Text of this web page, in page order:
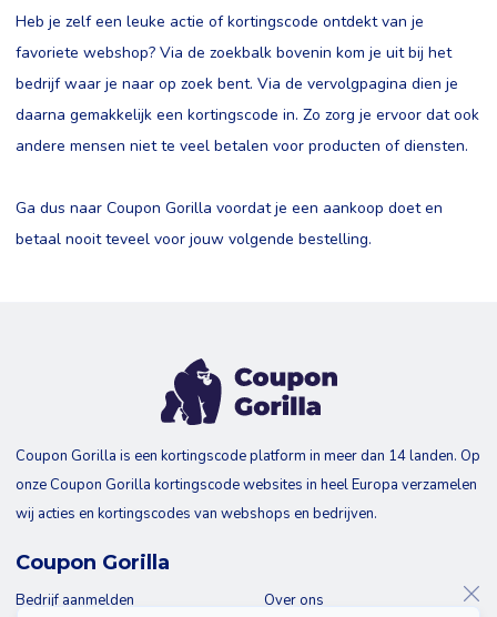
Heb je zelf een leuke actie of kortingscode ontdekt van je
favoriete webshop? Via de zoekbalk bovenin kom je uit bij het
bedrijf waar je naar op zoek bent. Via de vervolgpagina dien je
daarna gemakkelijk een kortingscode in. Zo zorg je ervoor dat ook
andere mensen niet te veel betalen voor producten of diensten.
Ga dus naar Coupon Gorilla voordat je een aankoop doet en
betaal nooit teveel voor jouw volgende bestelling.
Coupon Gorilla is een kortingscode platform in meer dan 14 landen. Op
onze Coupon Gorilla kortingscode websites in heel Europa verzamelen
wij acties en kortingscodes van webshops en bedrijven.
Coupon Gorilla
Bedrijf aanmelden Over ons